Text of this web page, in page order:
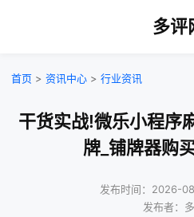
多评
首页 > 资讯中心 > 行业资讯
干货实战!微乐小程序
牌_铺牌器购
发布时间：2026-
发布者：